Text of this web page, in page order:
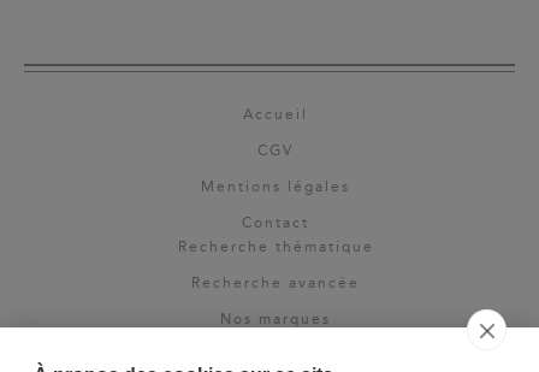
Accueil
CGV
Mentions légales
Contact
Recherche thématique
Recherche avancée
Nos marques